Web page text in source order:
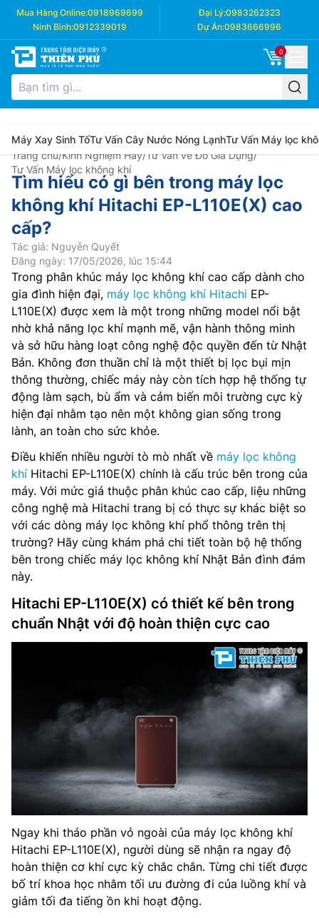
Mua Hàng Online:0918969699 Đại Lý:0983262323
Ninh Bình:0912339019 Dự Án:0983666996
0
Máy Xay Sinh TốTư Vấn Cây Nước Nóng LạnhTư Vấn Máy lọc
Trang chủ/Kinh Nghiệm Hay/Tư Vấn về Đồ Gia Dụng/
Tư Vấn Máy lọc không khí
Tìm hiểu có gì bên trong máy lọc
không khí Hitachi EP-L110E(X) cao
cấp?
Tác giả: Nguyễn Quyết
Đăng ngày: 17/05/2026, lúc 15:44
Trong phân khúc máy lọc không khí cao cấp dành cho
gia đình hiện đại, máy lọc không khí Hitachi EP-
L110E(X) được xem là một trong những model nổi bật
nhờ khả năng lọc khí mạnh mẽ, vận hành thông minh
và sở hữu hàng loạt công nghệ độc quyền đến từ Nhật
Bản. Không đơn thuần chỉ là một thiết bị lọc bụi mịn
thông thường, chiếc máy này còn tích hợp hệ thống tự
động làm sạch, bù ẩm và cảm biến môi trường cực kỳ
hiện đại nhằm tạo nên một không gian sống trong
lành, an toàn cho sức khỏe.
Điều khiến nhiều người tò mò nhất về máy lọc không
khí Hitachi EP-L110E(X) chính là cấu trúc bên trong của
máy. Với mức giá thuộc phân khúc cao cấp, liệu những
công nghệ mà Hitachi trang bị có thực sự khác biệt so
với các dòng máy lọc không khí phổ thông trên thị
trường? Hãy cùng khám phá chi tiết toàn bộ hệ thống
bên trong chiếc máy lọc không khí Nhật Bản đình đám
này.
Hitachi EP-L110E(X) có thiết kế bên trong
chuẩn Nhật với độ hoàn thiện cực cao
Ngay khi tháo phần vỏ ngoài của máy lọc không khí
Hitachi EP-L110E(X), người dùng sẽ nhận ra ngay độ
hoàn thiện cơ khí cực kỳ chắc chắn. Từng chi tiết được
bố trí khoa học nhằm tối ưu đường đi của luồng khí và
giảm tối đa tiếng ồn khi hoạt động.